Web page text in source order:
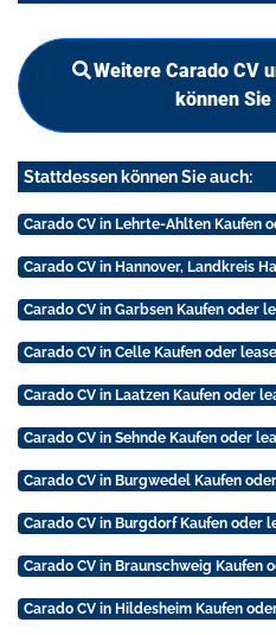
Weitere Carado CV
können
Stattdessen können Sie auch:
Carado CV in Lehrte-Ahlten Kaufen
Carado CV in Hannover, Landkreis
Carado CV in Garbsen Kaufen oder
Carado CV in Celle Kaufen oder
Carado CV in Laatzen Kaufen oder
Carado CV in Sehnde Kaufen oder
Carado CV in Burgwedel Kaufen
Carado CV in Burgdorf Kaufen oder
Carado CV in Braunschweig Kaufen
Carado CV in Hildesheim Kaufen